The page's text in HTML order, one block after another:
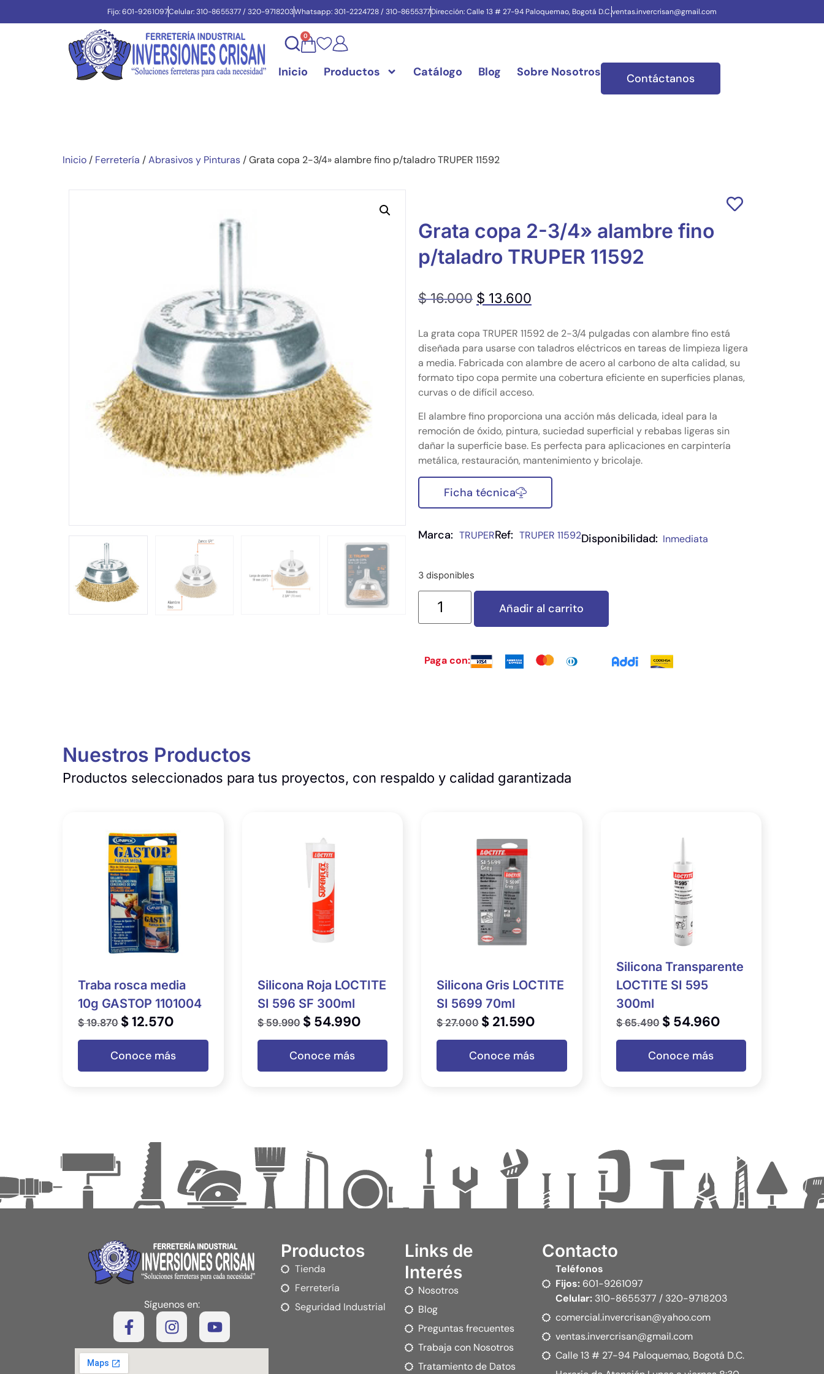
Fijo: 601-9261097Celular: 310-8655377 / 320-9718203Whatsapp: 301-2224728 / 310-8655377Dirección: Calle 13 # 27-94 Paloquemao, Bogotá D.C.ventas.invercrisan@gmail.com
0
Inicio Productos Catálogo Blog Sobre Nosotros Contáctanos
Inicio/ Ferretería /Abrasivos y Pinturas/ Grata copa 2-3/4» alambre fino p/taladro TRUPER 11592
Grata copa 2-3/4» alambre fino
p/taladro TRUPER 11592
$16.000 $ 13.600
La grata copa TRUPER 11592 de 2-3/4 pulgadas con alambre fino está
diseñada para usarse con taladros eléctricos en tareas de limpieza ligera
a media. Fabricada con alambre de acero al carbono de alta calidad, su
formato tipo copa permite una cobertura eficiente en superficies planas,
curvas o de difícil acceso.
El alambre fino proporciona una acción más delicada, ideal para la
remoción de óxido, pintura, suciedad superficial y rebabas ligeras sin
dañar la superficie base. Es perfecta para aplicaciones en carpintería
metálica, restauración, mantenimiento y bricolaje.
Ficha técnica
Marca: TRUPERRef: TRUPER 11592Disponibilidad: Inmediata
3 disponibles
Añadir al carrito
Paga con:
Nuestros Productos
Productos seleccionados para tus proyectos, con respaldo y calidad garantizada
Traba rosca media
10g GASTOP 1101004
$19.870 $12.570
Conoce más
Silicona Roja LOCTITE
SI 596 SF 300ml
$59.990 $54.990
Conoce más
Silicona Gris LOCTITE
SI 5699 70ml
$27.000 $ 21.590
Conoce más
Silicona Transparente
LOCTITE SI 595
300ml
$65.490 $54.960
Conoce más
Síguenos en:
Productos
Tienda
Ferretería
Seguridad Industrial
Links de
Interés
Nosotros
Blog
Preguntas frecuentes
Trabaja con Nosotros
Tratamiento de Datos
Contacto
Teléfonos
Fijos: 601-9261097
Celular: 310-8655377 / 320-9718203
comercial.invercrisan@yahoo.com
ventas.invercrisan@gmail.com
Calle 13 # 27-94 Paloquemao, Bogotá D.C.